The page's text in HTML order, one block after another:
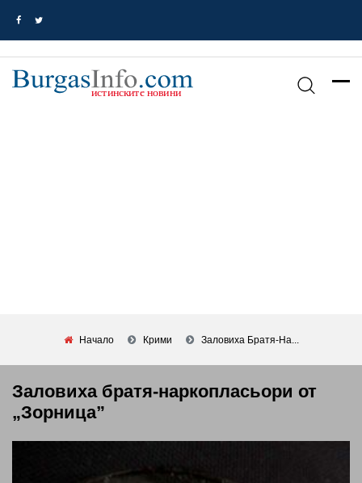
Начало Крими Заловиха Братя-На...
Заловиха братя-наркопласьори от
„Зорница”